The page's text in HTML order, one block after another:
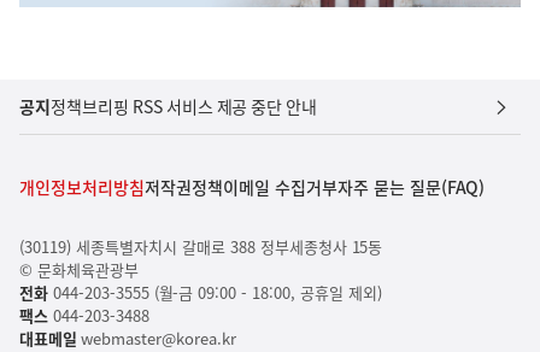
공지정책브리핑 RSS 서비스 제공 중단 안내
개인정보처리방침저작권정책이메일 수집거부자주 묻는 질문(FAQ)
(30119) 세종특별자치시 갈매로 388 정부세종청사 15동
© 문화체육관광부
전화044-203-3555 (월-금 09:00 - 18:00, 공휴일 제외)
팩스044-203-3488
대표메일 webmaster@korea.kr